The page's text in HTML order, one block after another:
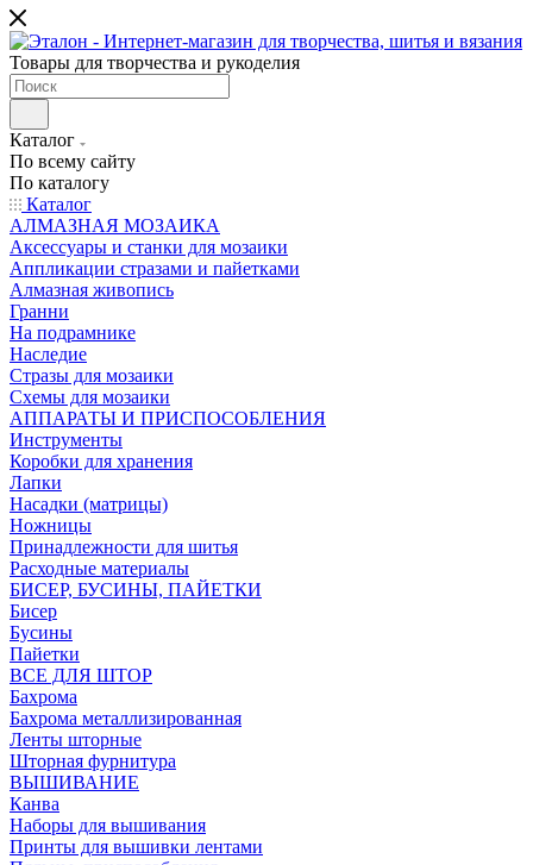
Товары для творчества и рукоделия
Каталог
По всему сайту
По каталогу
Каталог
АЛМАЗНАЯ МОЗАИКА
Аксессуары и станки для мозаики
Аппликации стразами и пайетками
Алмазная живопись
Гранни
На подрамнике
Наследие
Стразы для мозаики
Схемы для мозаики
АППАРАТЫ И ПРИСПОСОБЛЕНИЯ
Инструменты
Коробки для хранения
Лапки
Насадки (матрицы)
Ножницы
Принадлежности для шитья
Расходные материалы
БИСЕР, БУСИНЫ, ПАЙЕТКИ
Бисер
Бусины
Пайетки
ВСЕ ДЛЯ ШТОР
Бахрома
Бахрома металлизированная
Ленты шторные
Шторная фурнитура
ВЫШИВАНИЕ
Канва
Наборы для вышивания
Принты для вышивки лентами